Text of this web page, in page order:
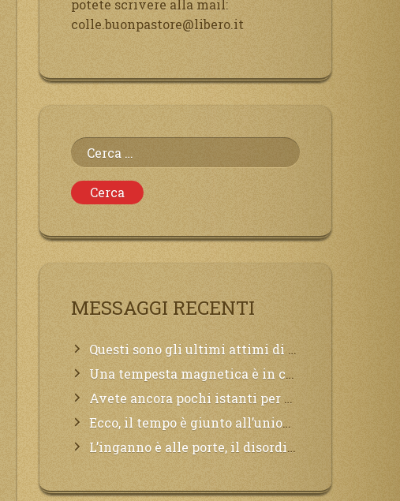
potete scrivere alla mail:
colle.buonpastore@libero.it
Ricerca
per:
MESSAGGI RECENTI
Questi sono gli ultimi attimi di vita, chi si vuole salvare Mi chiami in suo aiuto.
Una tempesta magnetica è in corso, questa generazione patirà. Il black out non tarderà ad arrivare e tutta la Terra sarà oscurata.
Avete ancora pochi istanti per convertirvi, non perdete tempo, la sciagura arriverà all’improvviso e per chi non si sarà preparato saranno dolori.
Ecco, il tempo è giunto all’unione del Padre con il figlio, non avete che da attendere pochissimo.
L’inganno è alle porte, il disordine degli ordinati urlerà perdono, ma sarà troppo tardi, il tradimento è stato grande!